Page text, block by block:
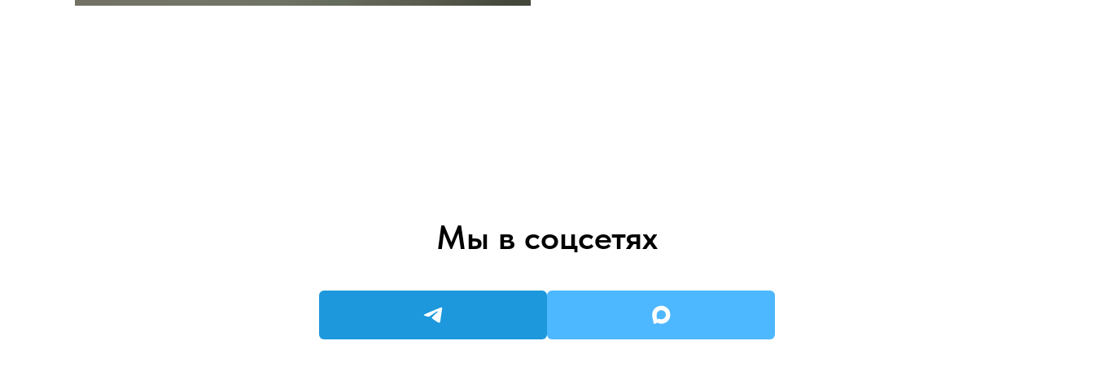
Мы в соцсетях